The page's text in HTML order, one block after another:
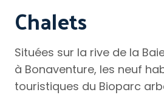
Chalets
Situées sur la rive de la
à Bonaventure, les neuf
touristiques du Bioparc